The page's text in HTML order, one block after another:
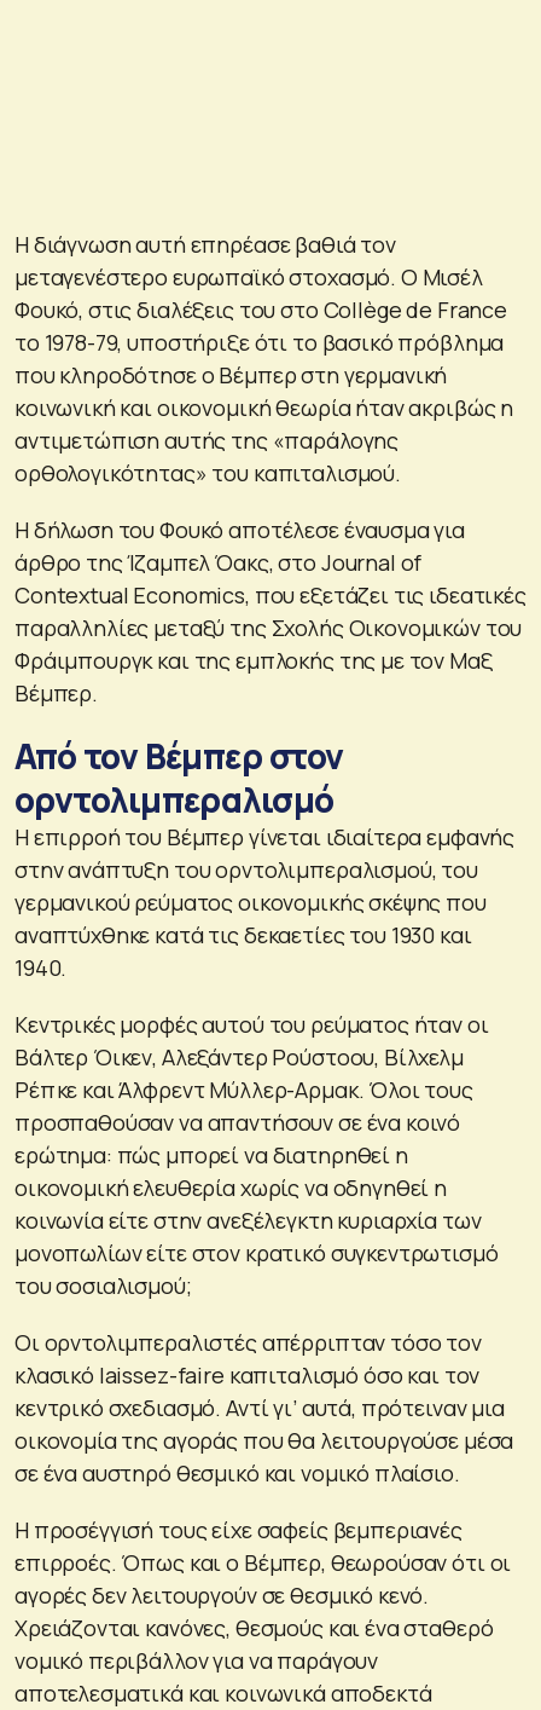
Η διάγνωση αυτή επηρέασε βαθιά τον
μεταγενέστερο ευρωπαϊκό στοχασμό. Ο Μισέλ
Φουκό, στις διαλέξεις του στο Collège de France
το 1978-79, υποστήριξε ότι το βασικό πρόβλημα
που κληροδότησε ο Βέμπερ στη γερμανική
κοινωνική και οικονομική θεωρία ήταν ακριβώς η
αντιμετώπιση αυτής της «παράλογης
ορθολογικότητας» του καπιταλισμού.
Η δήλωση του Φουκό αποτέλεσε έναυσμα για
άρθρο της Ίζαμπελ Όακς, στο Journal of
Contextual Economics, που εξετάζει τις ιδεατικές
παραλληλίες μεταξύ της Σχολής Οικονομικών του
Φράιμπουργκ και της εμπλοκής της με τον Μαξ
Βέμπερ.
Από τον Βέμπερ στον
ορντολιμπεραλισμό
Η επιρροή του Βέμπερ γίνεται ιδιαίτερα εμφανής
στην ανάπτυξη του ορντολιμπεραλισμού, του
γερμανικού ρεύματος οικονομικής σκέψης που
αναπτύχθηκε κατά τις δεκαετίες του 1930 και
1940.
Κεντρικές μορφές αυτού του ρεύματος ήταν οι
Βάλτερ Όικεν, Αλεξάντερ Ρούστοου, Βίλχελμ
Ρέπκε και Άλφρεντ Μύλλερ-Αρμακ. Όλοι τους
προσπαθούσαν να απαντήσουν σε ένα κοινό
ερώτημα: πώς μπορεί να διατηρηθεί η
οικονομική ελευθερία χωρίς να οδηγηθεί η
κοινωνία είτε στην ανεξέλεγκτη κυριαρχία των
μονοπωλίων είτε στον κρατικό συγκεντρωτισμό
του σοσιαλισμού;
Οι ορντολιμπεραλιστές απέρριπταν τόσο τον
κλασικό laissez-faire καπιταλισμό όσο και τον
κεντρικό σχεδιασμό. Αντί γι’ αυτά, πρότειναν μια
οικονομία της αγοράς που θα λειτουργούσε μέσα
σε ένα αυστηρό θεσμικό και νομικό πλαίσιο.
Η προσέγγισή τους είχε σαφείς βεμπεριανές
επιρροές. Όπως και ο Βέμπερ, θεωρούσαν ότι οι
αγορές δεν λειτουργούν σε θεσμικό κενό.
Χρειάζονται κανόνες, θεσμούς και ένα σταθερό
νομικό περιβάλλον για να παράγουν
αποτελεσματικά και κοινωνικά αποδεκτά